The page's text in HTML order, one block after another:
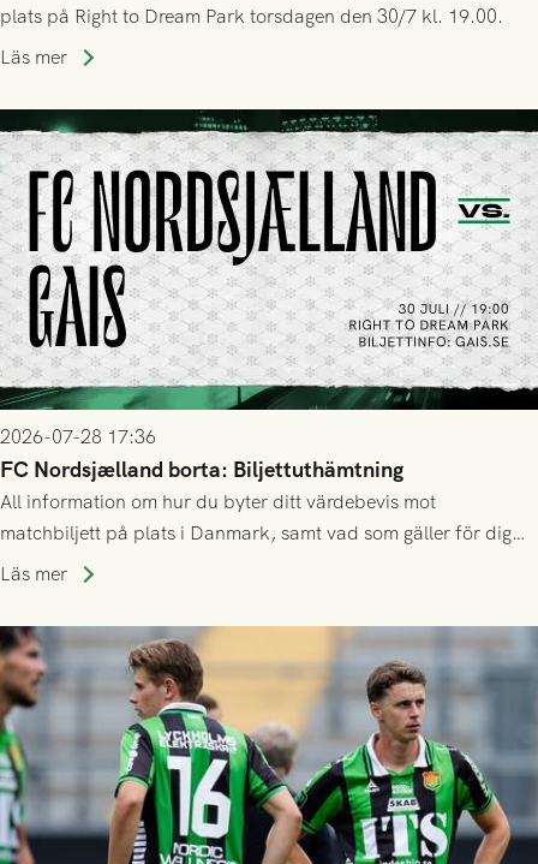
plats på Right to Dream Park torsdagen den 30/7 kl. 19.00.
Läs mer
2026-07-28 17:36
FC Nordsjælland borta: Biljettuthämtning
All information om hur du byter ditt värdebevis mot
matchbiljett på plats i Danmark, samt vad som gäller för dig
som står på reservlista eller fått förhinder.
Läs mer